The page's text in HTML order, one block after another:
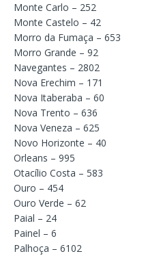
Monte Carlo – 252
Monte Castelo – 42
Morro da Fumaça – 653
Morro Grande – 92
Navegantes – 2802
Nova Erechim – 171
Nova Itaberaba – 60
Nova Trento – 636
Nova Veneza – 625
Novo Horizonte – 40
Orleans – 995
Otacílio Costa – 583
Ouro – 454
Ouro Verde – 62
Paial – 24
Painel – 6
Palhoça – 6102